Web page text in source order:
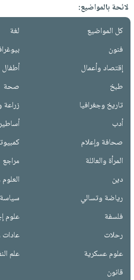
لائحة بالمواضيع:
كل المواضيع
لغة
فنون
إقتصاد وأعمال
أطفال
طبخ
صحة
تاريخ وجغرافيا
أدب
صحافة وإعلام
المرأة والعائلة
مراجع
دين
رياضة وتسالي
سياسة
فلسفة
علوم
رحلات
عادات
علوم عسكرية
علم
قانون